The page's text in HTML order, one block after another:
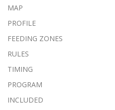
MAP
PROFILE
FEEDING ZONES
RULES
TIMING
PROGRAM
INCLUDED